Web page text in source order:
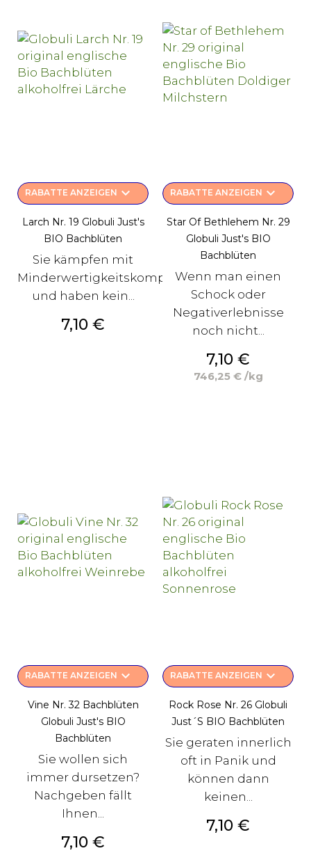
RABATTE ANZEIGEN keyboard_arrow_down
Larch Nr. 19 Globuli Just's
BIO Bachblüten
Sie kämpfen mit
Minderwertigkeitskomplexen
und haben kein...
Preis
7,10 €
RABATTE ANZEIGEN keyboard_arrow_down
Star Of Bethlehem Nr. 29
Globuli Just's BIO
Bachblüten
Wenn man einen
Schock oder
Negativerlebnisse
noch nicht...
Preis
7,10 €
746,25 € /kg
RABATTE ANZEIGEN keyboard_arrow_down
Vine Nr. 32 Bachblüten
Globuli Just's BIO
Bachblüten
Sie wollen sich
immer dursetzen?
Nachgeben fällt
Ihnen...
Preis
7,10 €
RABATTE ANZEIGEN keyboard_arrow_down
Rock Rose Nr. 26 Globuli
Just´s BIO Bachblüten
Sie geraten innerlich
oft in Panik und
können dann
keinen...
Preis
7,10 €